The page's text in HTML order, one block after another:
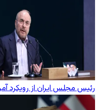
رئیس مجلس ایران از رویکرد